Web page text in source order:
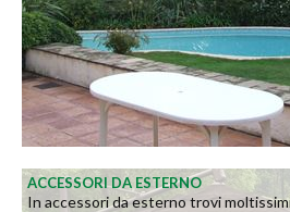
ACCESSORI DA ESTERNO
In accessori da esterno trovi